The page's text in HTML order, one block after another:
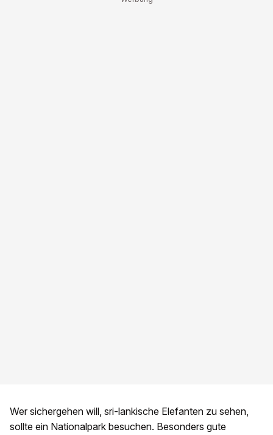
Wer sichergehen will, sri-lankische Elefanten zu sehen,
sollte ein Nationalpark besuchen. Besonders gute